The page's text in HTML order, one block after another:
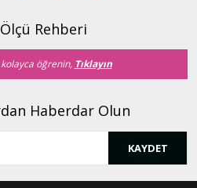
daha pahalı.
olmalı.
Rehberi
öğrenin, Tıklayın
Haberdar Olun
KAYDET